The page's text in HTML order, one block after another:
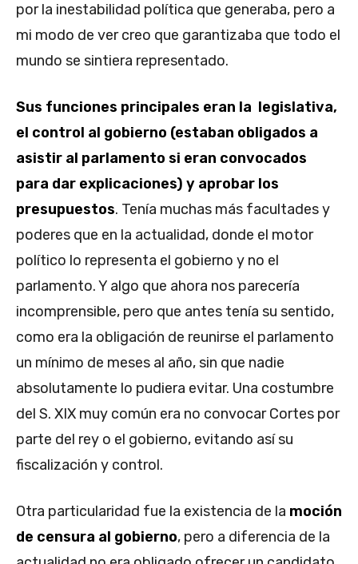
por la inestabilidad política que generaba, pero a
mi modo de ver creo que garantizaba que todo el
mundo se sintiera representado.
Sus funciones principales eran la legislativa,
el control al gobierno (estaban obligados a
asistir al parlamento si eran convocados
para dar explicaciones) y aprobar los
presupuestos. Tenía muchas más facultades y
poderes que en la actualidad, donde el motor
político lo representa el gobierno y no el
parlamento. Y algo que ahora nos parecería
incomprensible, pero que antes tenía su sentido,
como era la obligación de reunirse el parlamento
un mínimo de meses al año, sin que nadie
absolutamente lo pudiera evitar. Una costumbre
del S. XIX muy común era no convocar Cortes por
parte del rey o el gobierno, evitando así su
fiscalización y control.
Otra particularidad fue la existencia de la moción
de censura al gobierno, pero a diferencia de la